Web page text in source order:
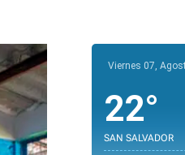
Viernes 07,
22°
SAN SALVADOR